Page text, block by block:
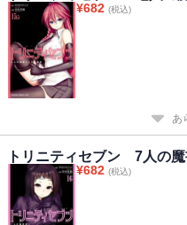
¥682 (税込)
あ
トリニティセブン 7人の
¥682 (税込)